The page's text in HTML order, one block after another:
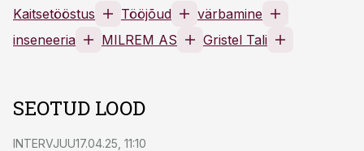
Kaitsetööstus Tööjõud
värbamine
inseneeria
MILREM AS Gristel Tali
SEOTUD LOOD
INTERVJUU17.04.25, 11:10